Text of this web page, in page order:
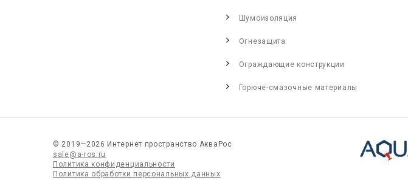
Шумоизоляция
Огнезащита
Ограждающие конструкции
Горюче-смазочные материалы
© 2019—2026 Интернет пространство АкваРос
sale@a-ros.ru
Политика конфиденциальности
Политика обработки персональных данных